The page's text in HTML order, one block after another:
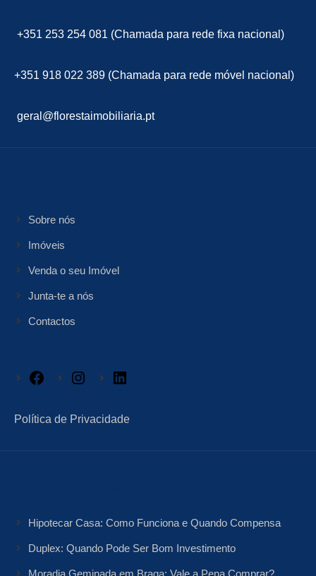
+351 253 254 081 (Chamada para rede fixa nacional)
+351 918 022 389 (Chamada para rede móvel nacional)
geral@florestaimobiliaria.pt
Sobre nós
Imóveis
Venda o seu Imóvel
Junta-te a nós
Contactos
Facebook Instagram
Política de Privacidade
Hipotecar Casa: Como Funciona e Quando Compensa
Duplex: Quando Pode Ser Bom Investimento
Moradia Geminada em Braga: Vale a Pena Comprar?